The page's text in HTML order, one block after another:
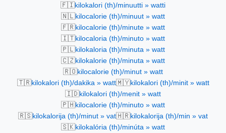
🇫🇮kilokalori (th)/minuutti » watti
🇳🇱kilocalorie (th)/minuut » watt
🇫🇷kilocalorie (th)/minute » watt
🇮🇹kilocaloria (th)/minuto » watt
🇵🇱kilokaloria (th)/minuta » watt
🇨🇿kilokalorie (th)/minuta » watt
🇷🇴kilocalorie (th)/minut » watt
🇹🇷kilokalori (th)/dakika » watt🇲🇾kilokalori (th)/minit » watt
🇮🇩kilokalori (th)/menit » watt
🇵🇭kilocalorie (th)/minuto » watt
🇷🇸kilokalorija (th)/minut » vat🇭🇷kilokalorija (th)/min » vat
🇸🇰kilokalória (th)/minúta » watt